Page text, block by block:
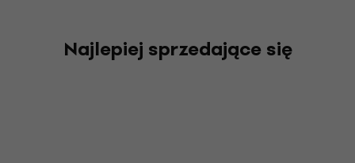
Najlepiej sprzedające się